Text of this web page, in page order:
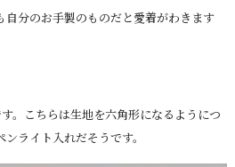
分のお手製のものだと愛着がわきます
。こちらは生地を六角形になるようにつ
ライト入れだそうです。